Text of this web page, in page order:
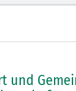
und